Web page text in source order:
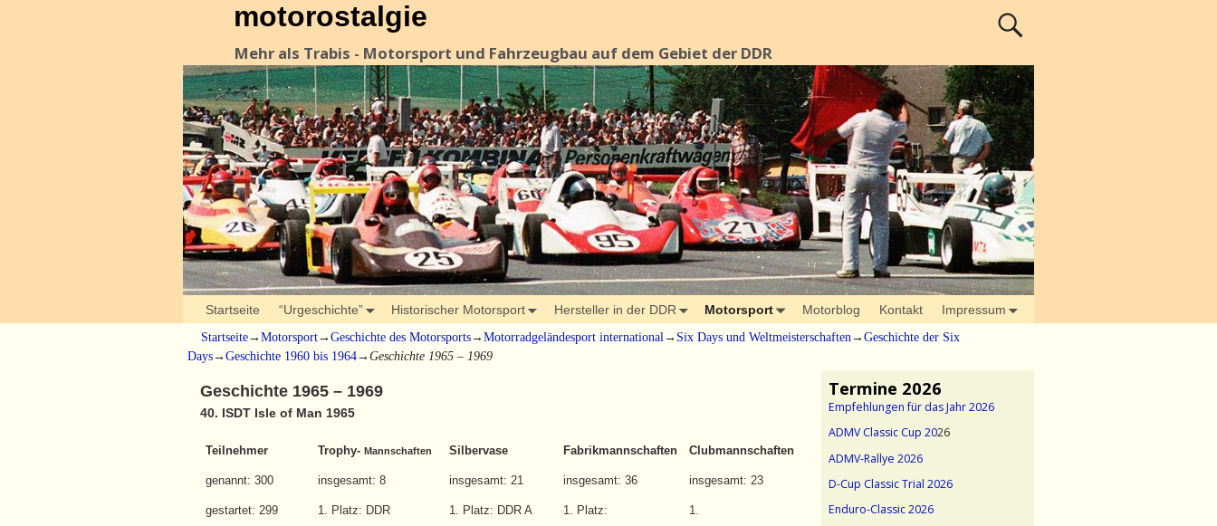
motorostalgie
Mehr als Trabis - Motorsport und Fahrzeugbau auf dem Gebiet der DDR
Startseite “Urgeschichte” Historischer Motorsport Hersteller in der DDR Motorsport Motorblog Kontakt Impressum
Startseite→ Motorsport→ Geschichte des Motorsports→ Motorradgeländesport international→ Six Days und Weltmeisterschaften→ Geschichte der Six
Days→ Geschichte 1960 bis 1964→ Geschichte 1965 – 1969
Geschichte 1965 – 1969
40. ISDT Isle of Man 1965
Teilnehmer Trophy- Mannschaften Silbervase Fabrikmannschaften Clubmannschaften
genannt: 300 insgesamt: 8 insgesamt: 21 insgesamt: 36 insgesamt: 23
gestartet: 299 1. Platz: DDR 1. Platz: DDR A 1. Platz: 1.
Termine 2026
Empfehlungen für das Jahr 2026
ADMV Classic Cup 2026
ADMV-Rallye 2026
D-Cup Classic Trial 2026
Enduro-Classic 2026